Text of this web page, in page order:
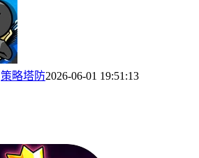
策略塔防2026-06-01 19:51:13